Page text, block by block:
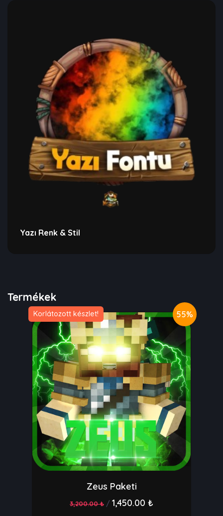
Yazı Renk & Stil
Termékek
Korlátozott készlet! 55%
Zeus Paketi
3,200.00 ₺ / 1,450.00 ₺